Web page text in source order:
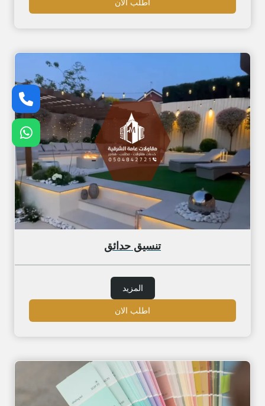
اطلب الان
تنسيق حدائق
المزيد
اطلب الان